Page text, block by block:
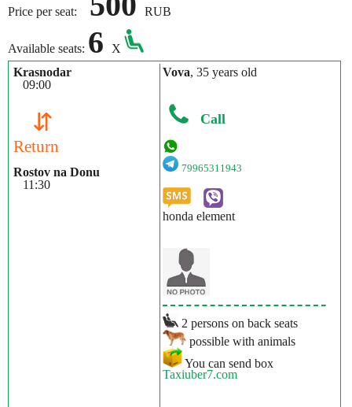
Price per seat: RUB
Available seats: 6
X
Krasnodar
09:00
⇵
Return
Rostov na Donu
11:30
Vova, 35 years old
Call
79965311943
honda element
2 persons on back seats
possible with animals
You can send box
Taxiuber7.com